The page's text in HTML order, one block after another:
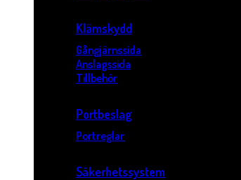
Klämskydd
Gångjärnssida
Anslagssida
Tillbehör
Portbeslag
Portreglar
Säkerhetssystem